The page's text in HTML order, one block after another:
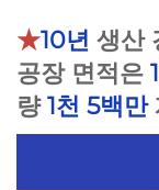
★10년 생산
공장 면적은
량1천 5백만